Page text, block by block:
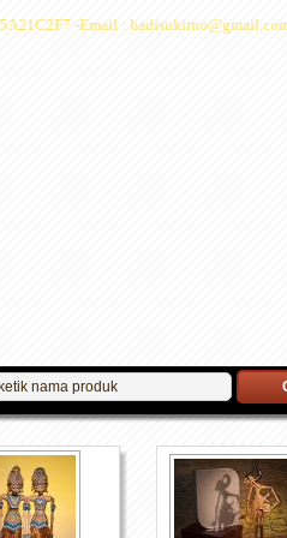
-Email : hadisukirno@gmail.com